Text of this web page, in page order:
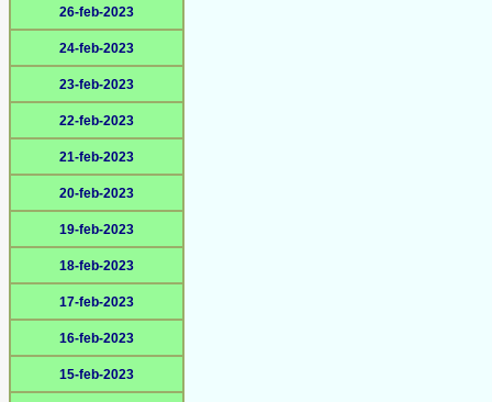
26-feb-2023
24-feb-2023
23-feb-2023
22-feb-2023
21-feb-2023
20-feb-2023
19-feb-2023
18-feb-2023
17-feb-2023
16-feb-2023
15-feb-2023